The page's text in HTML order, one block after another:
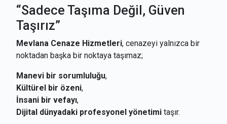
“Sadece Taşıma Değil, Güven
Taşırız”
Mevlana Cenaze Hizmetleri, cenazeyi yalnızca bir
noktadan başka bir noktaya taşımaz;
Manevi bir sorumluluğu,
Kültürel bir özeni,
İnsani bir vefayı,
Dijital dünyadaki profesyonel yönetimi taşır.